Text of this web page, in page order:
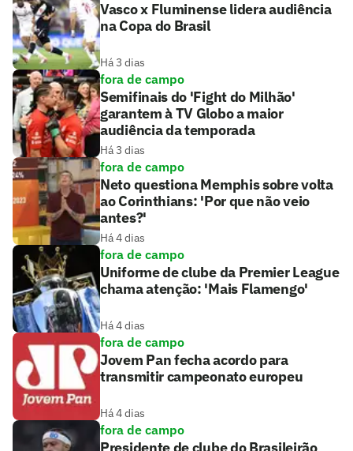
Vasco x Fluminense lidera audiência
na Copa do Brasil
Há 3 dias
fora de campo
Semifinais do 'Fight do Milhão'
garantem à TV Globo a maior
audiência da temporada
Há 3 dias
fora de campo
Neto questiona Memphis sobre volta
ao Corinthians: 'Por que não veio
antes?'
Há 4 dias
fora de campo
Uniforme de clube da Premier League
chama atenção: 'Mais Flamengo'
Há 4 dias
fora de campo
Jovem Pan fecha acordo para
transmitir campeonato europeu
Há 4 dias
fora de campo